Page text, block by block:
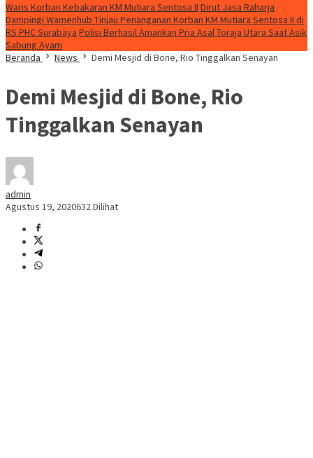
Waris Korban Kebakaran KM Mutiara Sentosa II Dirut Jasa Raharja
Dampingi Wamenhub Tinjau Penanganan Korban KM Mutiara Sentosa II di
RS PHC Surabaya Polisi Berhasil Amankan Pria Asal Toraja Utara Saat Asik
Sabung Ayam
Beranda
News Demi Mesjid di Bone, Rio Tinggalkan Senayan
Demi Mesjid di Bone, Rio
Tinggalkan Senayan
admin
Agustus 19, 2020632 Dilihat